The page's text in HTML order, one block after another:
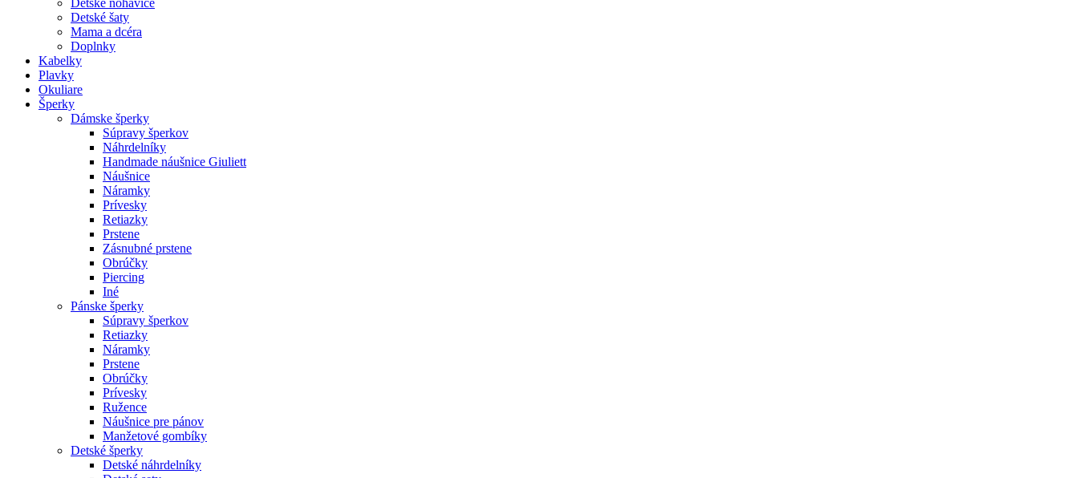
Detské nohavice
Detské šaty
Mama a dcéra
Doplnky
Kabelky
Plavky
Okuliare
Šperky
Dámske šperky
Súpravy šperkov
Náhrdelníky
Handmade náušnice Giuliett
Náušnice
Náramky
Prívesky
Retiazky
Prstene
Zásnubné prstene
Obrúčky
Piercing
Iné
Pánske šperky
Súpravy šperkov
Retiazky
Náramky
Prstene
Obrúčky
Prívesky
Ružence
Náušnice pre pánov
Manžetové gombíky
Detské šperky
Detské náhrdelníky